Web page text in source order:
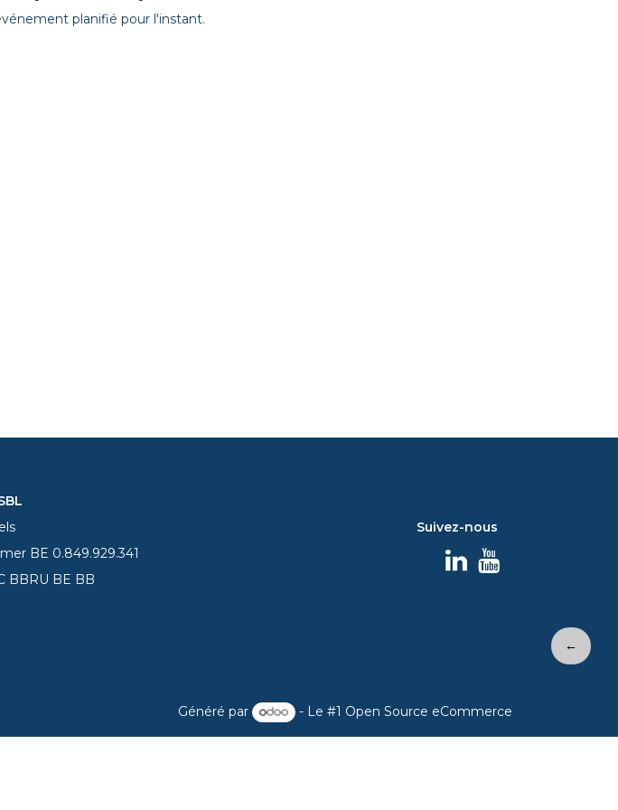
planifié pour l'instant.
Suivez-nous
←
BE 0.849.929.341
BBRU BE BB
Généré par - Le #1 Open Source eCommerce